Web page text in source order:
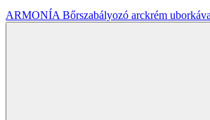
ARMONÍA Bőrszabályozó arckrém